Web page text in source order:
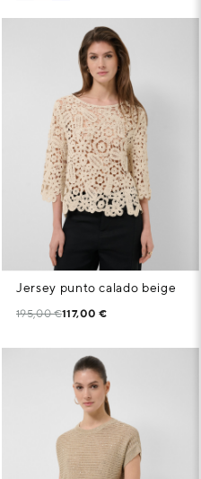
Jersey punto calado beige
195,00 €117,00 €